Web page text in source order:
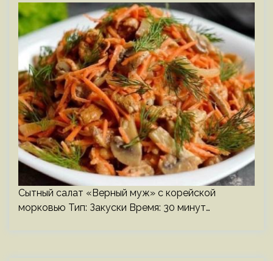
Сытный салат «Верный муж» с корейской
морковью Тип: Закуски Время: 30 минут…